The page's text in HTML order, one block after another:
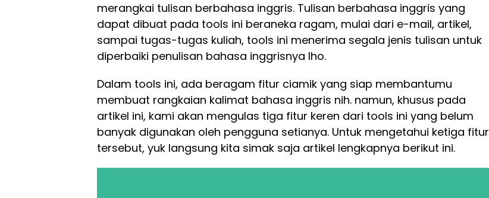
merangkai tulisan berbahasa inggris. Tulisan berbahasa inggris yang
dapat dibuat pada tools ini beraneka ragam, mulai dari e-mail, artikel,
sampai tugas-tugas kuliah, tools ini menerima segala jenis tulisan untuk
diperbaiki penulisan bahasa inggrisnya lho.
Dalam tools ini, ada beragam fitur ciamik yang siap membantumu
membuat rangkaian kalimat bahasa inggris nih. namun, khusus pada
artikel ini, kami akan mengulas tiga fitur keren dari tools ini yang belum
banyak digunakan oleh pengguna setianya. Untuk mengetahui ketiga fitur
tersebut, yuk langsung kita simak saja artikel lengkapnya berikut ini.